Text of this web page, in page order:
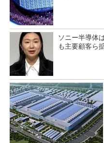
ソニー半導体
も主要顧客ら